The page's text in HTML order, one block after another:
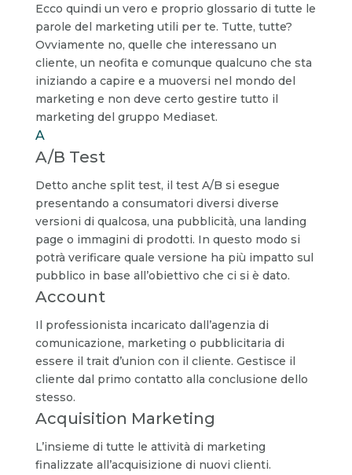
Ecco quindi un vero e proprio glossario di tutte le
parole del marketing utili per te. Tutte, tutte?
Ovviamente no, quelle che interessano un
cliente, un neofita e comunque qualcuno che sta
iniziando a capire e a muoversi nel mondo del
marketing e non deve certo gestire tutto il
marketing del gruppo Mediaset.
A
A/B Test
Detto anche split test, il test A/B si esegue
presentando a consumatori diversi diverse
versioni di qualcosa, una pubblicità, una landing
page o immagini di prodotti. In questo modo si
potrà verificare quale versione ha più impatto sul
pubblico in base all’obiettivo che ci si è dato.
Account
Il professionista incaricato dall’agenzia di
comunicazione, marketing o pubblicitaria di
essere il trait d’union con il cliente. Gestisce il
cliente dal primo contatto alla conclusione dello
stesso.
Acquisition Marketing
L’insieme di tutte le attività di marketing
finalizzate all’acquisizione di nuovi clienti.